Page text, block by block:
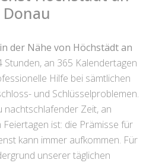
der Nähe von Höchstädt an
Stunden, an 365 Kalendertagen
Hilfe bei sämtlichen
und Schlüsselproblemen.
nachtschlafender Zeit, an
ist: die Prämisse für
kann immer aufkommen. Für
unserer täglichen